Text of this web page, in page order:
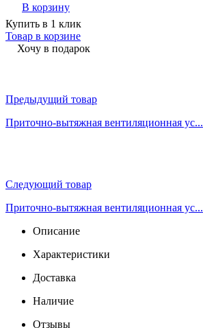
В корзину
Купить в 1 клик
Товар в корзине
Хочу в подарок
Предыдущий товар
Приточно-вытяжная вентиляционная ус...
Следующий товар
Приточно-вытяжная вентиляционная ус...
Описание
Характеристики
Доставка
Наличие
Отзывы